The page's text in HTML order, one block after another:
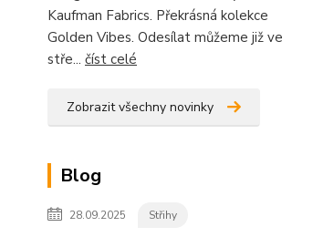
Kaufman Fabrics. Překrásná kolekce
Golden Vibes. Odesílat můžeme již ve
stře... číst celé
Zobrazit všechny novinky
Blog
28.09.2025 Střihy